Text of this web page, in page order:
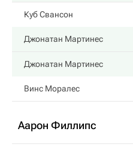
Куб Свансон
Джонатан Мартинес
Джонатан Мартинес
Винс Моралес
Аарон Филлипс